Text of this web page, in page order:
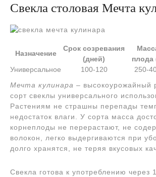
Свекла столовая Мечта
Назначение
Срок созревания
(дней)
плода
Универсальное
100-120 250-
Мечта кулинара – высокоурожайный
сорт свеклы универсального
Растениям не страшны перепады
недостаток влаги. У сорта масса
корнеплоды не перерастают, не
волокон, легко выдергиваются при
долго хранятся, не теряя вкусовых
Свекла готова к употреблению через